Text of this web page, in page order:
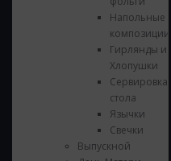
Напольные
композиции
Гирлянды и
Хлопушки
Сервировка
стола
Язычки
Свечки
Выпускной